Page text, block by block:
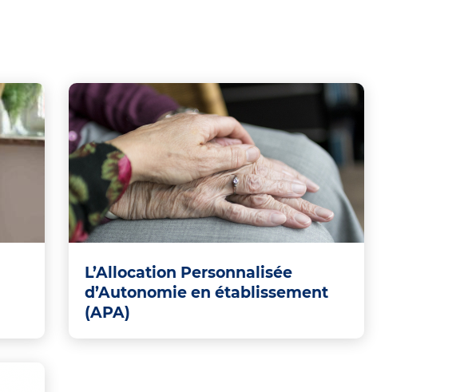
L’Allocation Personnalisée
d’Autonomie en établissement
(APA)